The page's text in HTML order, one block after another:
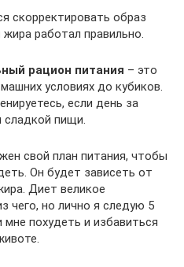
скорректировать образ
работал правильно.
рацион питания – это
условиях до кубиков.
если день за
сладкой пищи.
свой план питания, чтобы
Он будет зависеть от
Диет великое
чего, но лично я следую 5
похудеть и избавиться